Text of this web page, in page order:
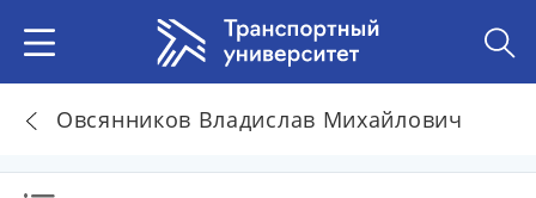
Овсянников Владислав Михайлович